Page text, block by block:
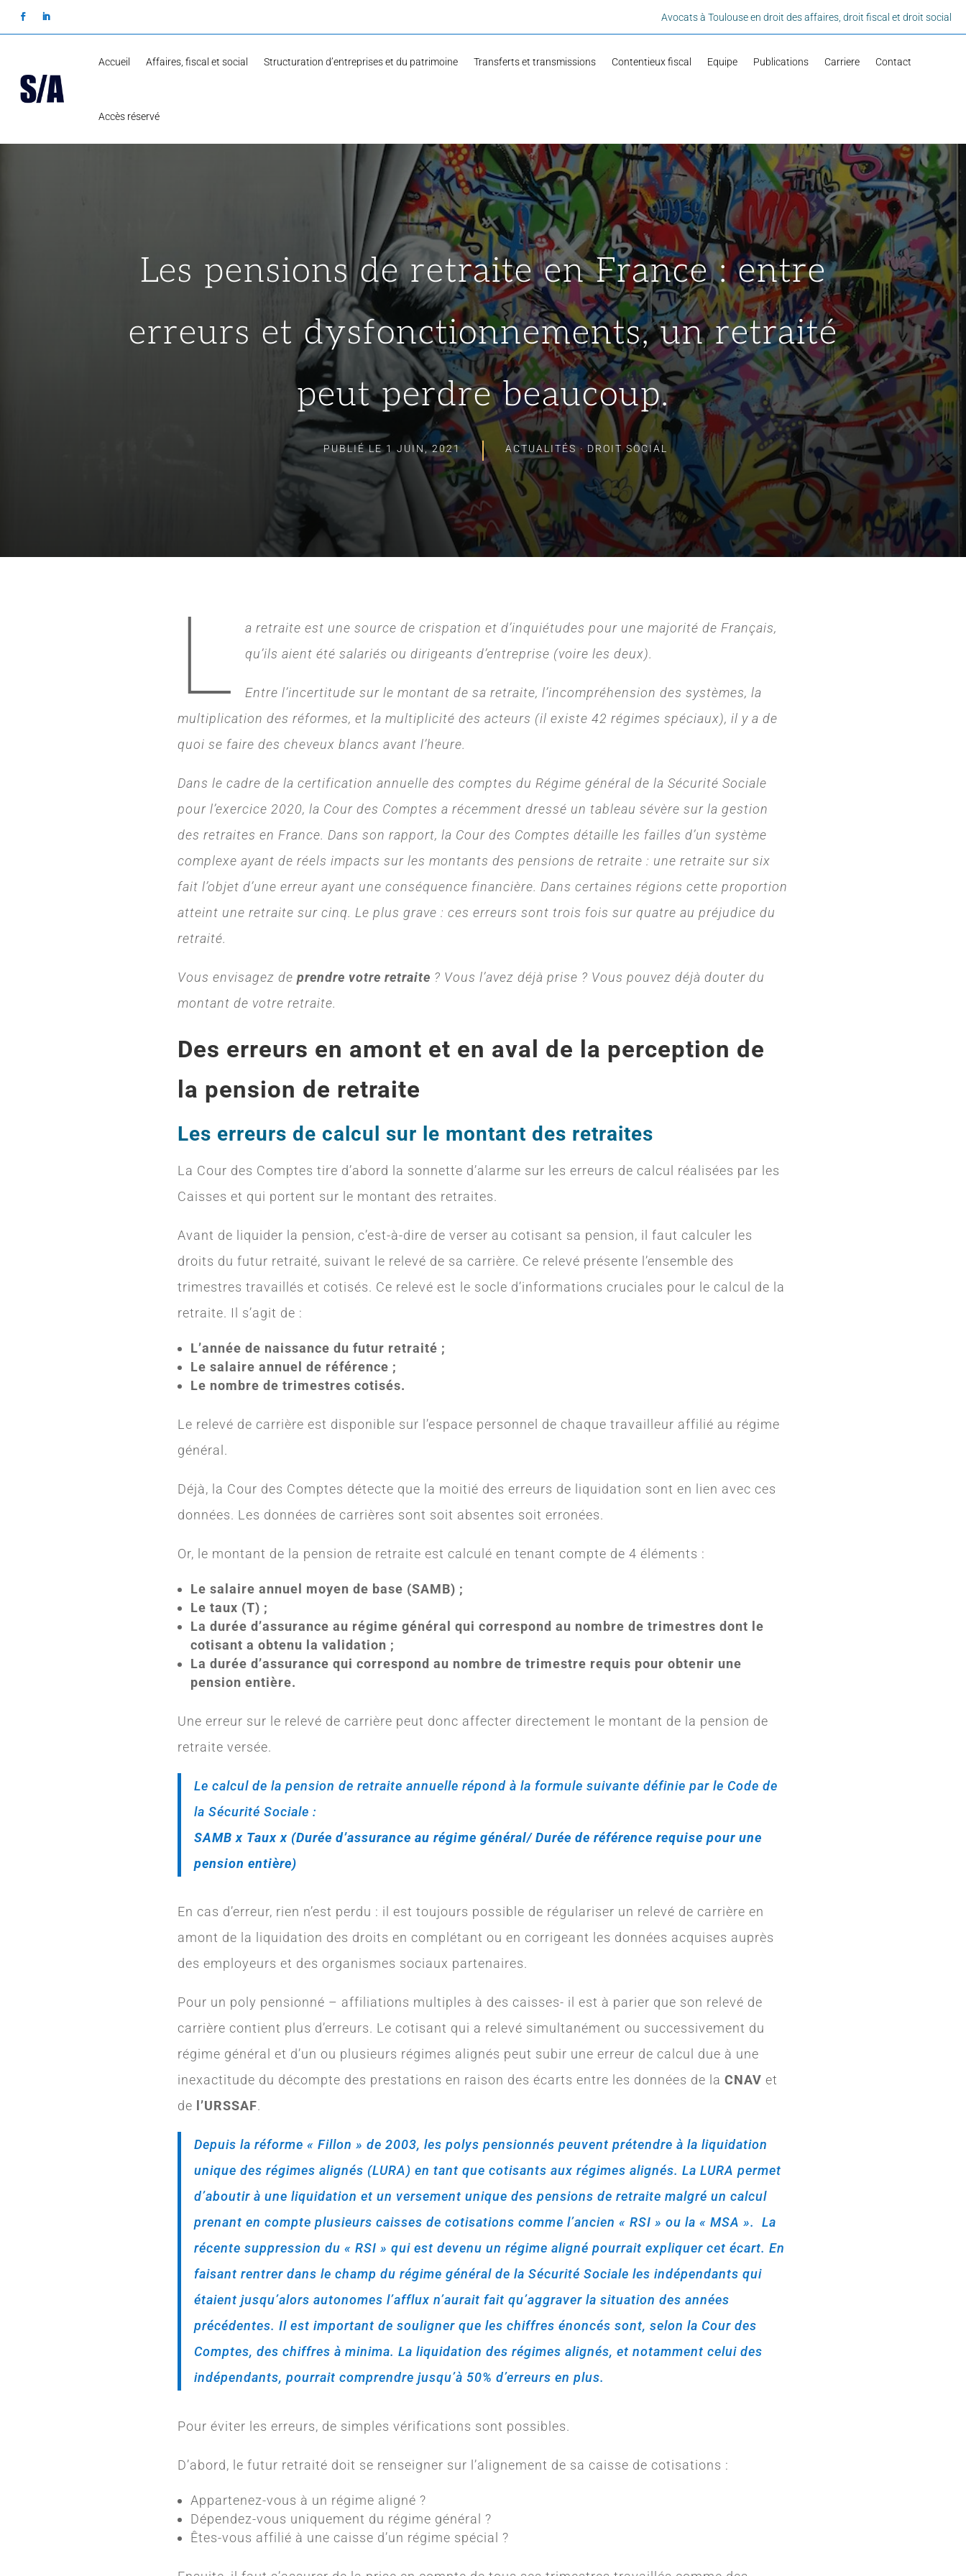
Avocats à Toulouse en droit des affaires, droit fiscal et droit social
Accueil Affaires, fiscal et social Structuration d’entreprises et du patrimoine Transferts et transmissions Contentieux fiscal Equipe Publications Carriere Contact
Accès réservé
Les pensions de retraite en France : entre
erreurs et dysfonctionnements, un retraité
peut perdre beaucoup.
PUBLIÉ LE 1 JUIN, 2021 ACTUALITÉS·DROIT SOCIAL
L
a retraite est une source de crispation et d’inquiétudes pour une majorité de Français,
qu’ils aient été salariés ou dirigeants d’entreprise (voire les deux).
Entre l’incertitude sur le montant de sa retraite, l’incompréhension des systèmes, la
multiplication des réformes, et la multiplicité des acteurs (il existe 42 régimes spéciaux), il y a de
quoi se faire des cheveux blancs avant l’heure.
Dans le cadre de la certification annuelle des comptes du Régime général de la Sécurité Sociale
pour l’exercice 2020, la Cour des Comptes a récemment dressé un tableau sévère sur la gestion
des retraites en France. Dans son rapport, la Cour des Comptes détaille les failles d’un système
complexe ayant de réels impacts sur les montants des pensions de retraite : une retraite sur six
fait l’objet d’une erreur ayant une conséquence financière. Dans certaines régions cette proportion
atteint une retraite sur cinq. Le plus grave : ces erreurs sont trois fois sur quatre au préjudice du
retraité.
Vous envisagez de prendre votre retraite ? Vous l’avez déjà prise ? Vous pouvez déjà douter du
montant de votre retraite.
Des erreurs en amont et en aval de la perception de
la pension de retraite
Les erreurs de calcul sur le montant des retraites
La Cour des Comptes tire d’abord la sonnette d’alarme sur les erreurs de calcul réalisées par les
Caisses et qui portent sur le montant des retraites.
Avant de liquider la pension, c’est-à-dire de verser au cotisant sa pension, il faut calculer les
droits du futur retraité, suivant le relevé de sa carrière. Ce relevé présente l’ensemble des
trimestres travaillés et cotisés. Ce relevé est le socle d’informations cruciales pour le calcul de la
retraite. Il s’agit de :
L’année de naissance du futur retraité ;
Le salaire annuel de référence ;
Le nombre de trimestres cotisés.
Le relevé de carrière est disponible sur l’espace personnel de chaque travailleur affilié au régime
général.
Déjà, la Cour des Comptes détecte que la moitié des erreurs de liquidation sont en lien avec ces
données. Les données de carrières sont soit absentes soit erronées.
Or, le montant de la pension de retraite est calculé en tenant compte de 4 éléments :
Le salaire annuel moyen de base (SAMB) ;
Le taux (T) ;
La durée d’assurance au régime général qui correspond au nombre de trimestres dont le
cotisant a obtenu la validation ;
La durée d’assurance qui correspond au nombre de trimestre requis pour obtenir une
pension entière.
Une erreur sur le relevé de carrière peut donc affecter directement le montant de la pension de
retraite versée.
Le calcul de la pension de retraite annuelle répond à la formule suivante définie par le Code de
la Sécurité Sociale :
SAMB x Taux x (Durée d’assurance au régime général/ Durée de référence requise pour une
pension entière)
En cas d’erreur, rien n’est perdu : il est toujours possible de régulariser un relevé de carrière en
amont de la liquidation des droits en complétant ou en corrigeant les données acquises auprès
des employeurs et des organismes sociaux partenaires.
Pour un poly pensionné – affiliations multiples à des caisses- il est à parier que son relevé de
carrière contient plus d’erreurs. Le cotisant qui a relevé simultanément ou successivement du
régime général et d’un ou plusieurs régimes alignés peut subir une erreur de calcul due à une
inexactitude du décompte des prestations en raison des écarts entre les données de la CNAV et
de l’URSSAF.
Depuis la réforme « Fillon » de 2003, les polys pensionnés peuvent prétendre à la liquidation
unique des régimes alignés (LURA) en tant que cotisants aux régimes alignés. La LURA permet
d’aboutir à une liquidation et un versement unique des pensions de retraite malgré un calcul
prenant en compte plusieurs caisses de cotisations comme l’ancien « RSI » ou la « MSA ». La
récente suppression du « RSI » qui est devenu un régime aligné pourrait expliquer cet écart. En
faisant rentrer dans le champ du régime général de la Sécurité Sociale les indépendants qui
étaient jusqu’alors autonomes l’afflux n’aurait fait qu’aggraver la situation des années
précédentes. Il est important de souligner que les chiffres énoncés sont, selon la Cour des
Comptes, des chiffres à minima. La liquidation des régimes alignés, et notamment celui des
indépendants, pourrait comprendre jusqu’à 50% d’erreurs en plus.
Pour éviter les erreurs, de simples vérifications sont possibles.
D’abord, le futur retraité doit se renseigner sur l’alignement de sa caisse de cotisations :
Appartenez-vous à un régime aligné ?
Dépendez-vous uniquement du régime général ?
Êtes-vous affilié à une caisse d’un régime spécial ?